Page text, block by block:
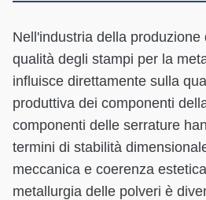
Nell'industria della produzione
qualità degli stampi per la
influisce direttamente sulla
produttiva dei componenti
componenti delle serrature
termini di stabilità
meccanica e coerenza
metallurgia delle polveri è